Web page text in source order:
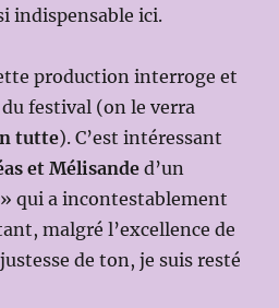
indispensable ici.
production interroge et
du festival (on le verra
tutte). C’est intéressant
et Mélisanded’un
qui a incontestablement
malgré l’excellence de
de ton, je suis resté